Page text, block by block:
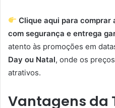
Clique aqui para comprar
com segurança e entrega
atento às promoções em
Day ou Natal, onde os
atrativos.
Vantagens da